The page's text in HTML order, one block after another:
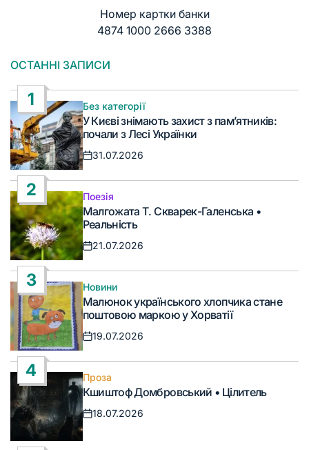
Номер картки банки
4874 1000 2666 3388
ОСТАННІ ЗАПИСИ
1
Опублікувати
у
Без категорії
У Києві знімають захист з пам’ятників:
почали з Лесі Українки
Дата
31.07.2026
2
Опублікувати
у
Поезія
Малгожата Т. Скварек-Галенська •
Реальність
Дата
21.07.2026
3
Опублікувати
у
Новини
Малюнок українського хлопчика стане
поштовою маркою у Хорватії
Дата
19.07.2026
4
Опублікувати
у
Проза
Кшиштоф Домбровський • Цілитель
Дата
запису
18.07.2026